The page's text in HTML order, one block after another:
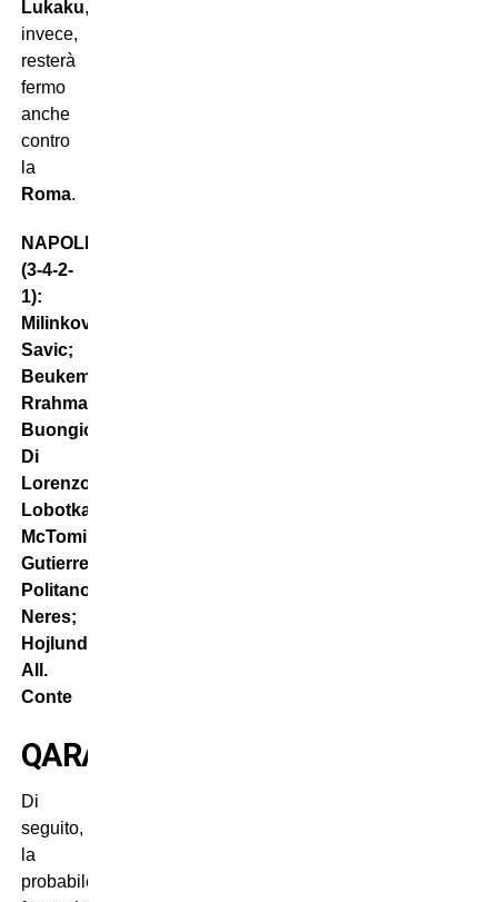
Lukaku,
invece,
resterà
fermo
anche
contro
la
Roma.
NAPOLI
(3-4-2-
1):
Milinkovic-
Savic;
Beukema,
Rrahmani,
Buongiorno;
Di
Lorenzo,
Lobotka,
McTominay,
Gutierrez;
Politano,
Neres;
Hojlund.
All.
Conte
QARABAG
Di
seguito,
la
probabile